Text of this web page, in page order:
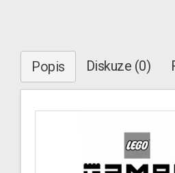
Popis Diskuze (0)